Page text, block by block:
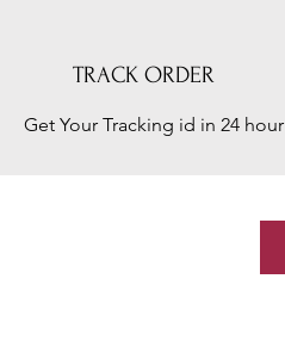
TRACK ORDER
Get Your Tracking id in 24 hour